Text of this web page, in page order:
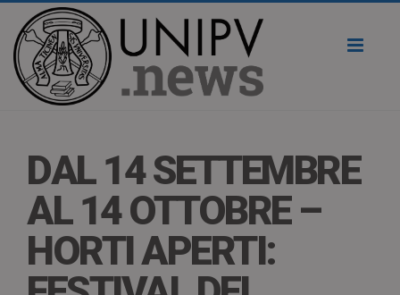
DAL 14 SETTEMBRE
AL 14 OTTOBRE –
HORTI APERTI: